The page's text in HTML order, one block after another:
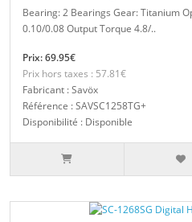
Bearing: 2 Bearings Gear: Titanium
0.10/0.08 Output Torque 4.8/..
Prix: 69.95€
Prix hors taxes : 57.81€
Fabricant : Savöx
Référence : SAVSC1258TG+
Disponibilité : Disponible